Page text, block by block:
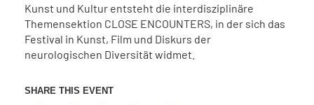
Kunst und Kultur entsteht die interdisziplinäre
Themensektion CLOSE ENCOUNTERS, in der sich das
Festival in Kunst, Film und Diskurs der
neurologischen Diversität widmet.
SHARE THIS EVENT